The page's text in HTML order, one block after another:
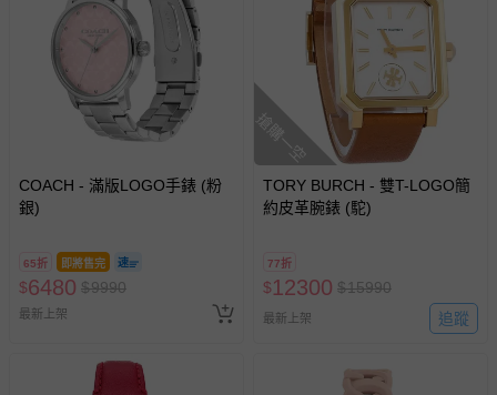
COACH - 滿版LOGO手錶 (粉
銀)
65折 即將售完
$6480 $9990
最新上架
搶購一空
TORY BURCH - 雙T-LOGO簡
約皮革腕錶 (駝)
77折
$12300 $15990
最新上架 追蹤